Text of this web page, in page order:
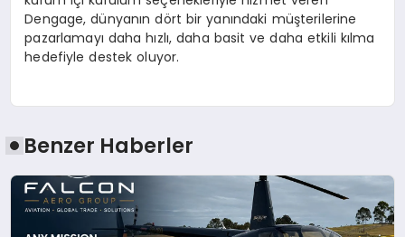
Dengage, dünyanın dört bir yanındaki müşterilerine
pazarlamayı daha hızlı, daha basit ve daha etkili kılma
hedefiyle destek oluyor.
Benzer Haberler